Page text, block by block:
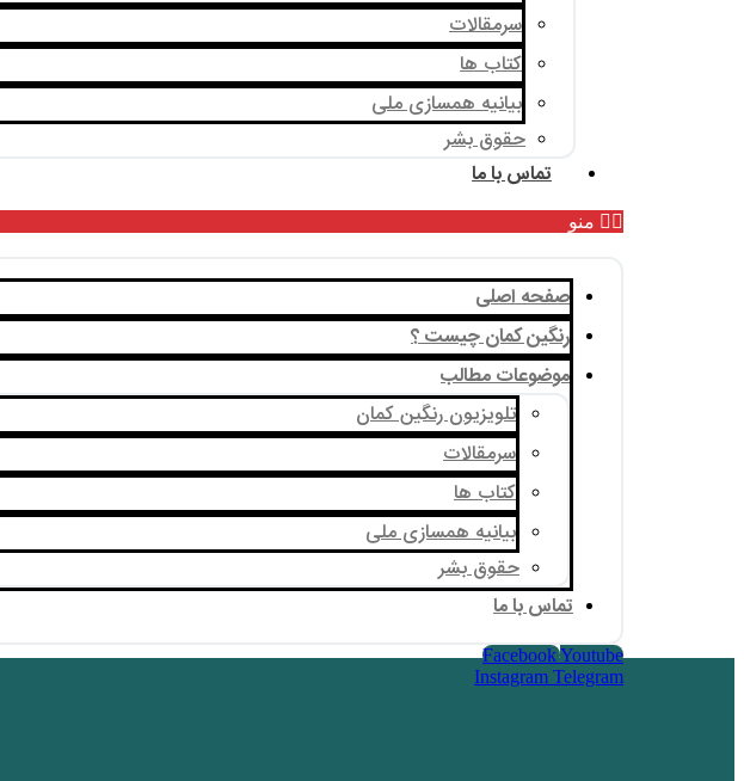
سرمقالات
کتاب ها
بیانیه همسازی ملی
حقوق بشر
تماس با ما
منو
صفحه اصلی
رنگین کمان چیست ؟
موضوعات مطالب
تلویزیون رنگین کمان
سرمقالات
کتاب ها
بیانیه همسازی ملی
حقوق بشر
تماس با ما
FacebookYoutube
Instagram Telegram